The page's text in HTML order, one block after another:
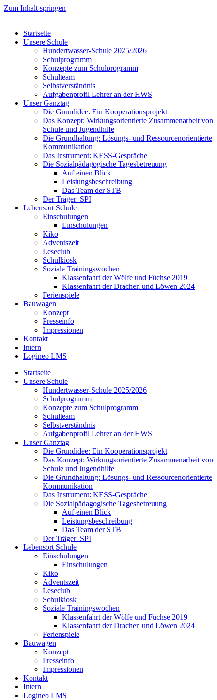
Zum Inhalt springen
Startseite
Unsere Schule
Hundertwasser-Schule 2025/2026
Schulprogramm
Konzepte zum Schulprogramm
Schulteam
Selbst­ver­ständ­nis
Aufgabenprofil Lehrer an der HWS
Unser Ganztag
Die Grundidee: Ein Kooperationsprojekt
Das Konzept: Wirkungsorientierte Zusammenarbeit von
Schule und Jugendhilfe
Die Grundhaltung: Lösungs- und Ressourcenorientierte
Kommunikation
Das Instrument: KESS-Gespräche
Die Sozialpädagogische Tagesbetreuung
Auf einen Blick
Leistungsbeschreibung
Das Team der STB
Der Träger: SPI
Lebensort Schule
Einschulungen
Einschulungen
Kiko
Adventszeit
Leseclub
Schulkiosk
Soziale Trainingswochen
Klassenfahrt der Wölfe und Füchse 2019
Klassenfahrt der Drachen und Löwen 2024
Ferienspiele
Bauwagen
Konzept
Presseinfo
Impressionen
Kontakt
Intern
Logineo LMS
Startseite
Unsere Schule
Hundertwasser-Schule 2025/2026
Schulprogramm
Konzepte zum Schulprogramm
Schulteam
Selbst­ver­ständ­nis
Aufgabenprofil Lehrer an der HWS
Unser Ganztag
Die Grundidee: Ein Kooperationsprojekt
Das Konzept: Wirkungsorientierte Zusammenarbeit von
Schule und Jugendhilfe
Die Grundhaltung: Lösungs- und Ressourcenorientierte
Kommunikation
Das Instrument: KESS-Gespräche
Die Sozialpädagogische Tagesbetreuung
Auf einen Blick
Leistungsbeschreibung
Das Team der STB
Der Träger: SPI
Lebensort Schule
Einschulungen
Einschulungen
Kiko
Adventszeit
Leseclub
Schulkiosk
Soziale Trainingswochen
Klassenfahrt der Wölfe und Füchse 2019
Klassenfahrt der Drachen und Löwen 2024
Ferienspiele
Bauwagen
Konzept
Presseinfo
Impressionen
Kontakt
Intern
Logineo LMS